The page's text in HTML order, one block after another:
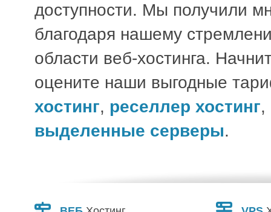
доступности. Мы получили
благодаря нашему
области веб-хостинга.
оцените наши выгодные
хостинг, реселлер хостинг,
выделенные серверы.